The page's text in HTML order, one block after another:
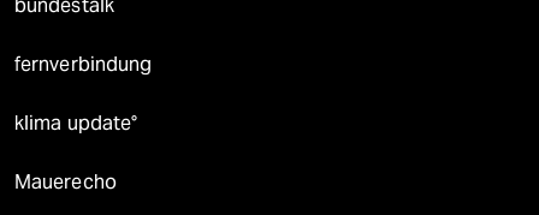
bundestalk
fernverbindung
klima update°
Mauerecho